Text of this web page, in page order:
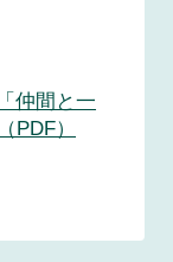
仲間と一
PDF）